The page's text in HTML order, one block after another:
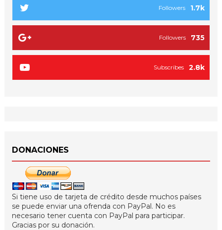
1.7k
Followers
735
Followers
2.8k
Subscribes
DONACIONES
Si tiene uso de tarjeta de crédito desde muchos países
se puede enviar una ofrenda con PayPal. No es
necesario tener cuenta con PayPal para participar.
Gracias por su donación.